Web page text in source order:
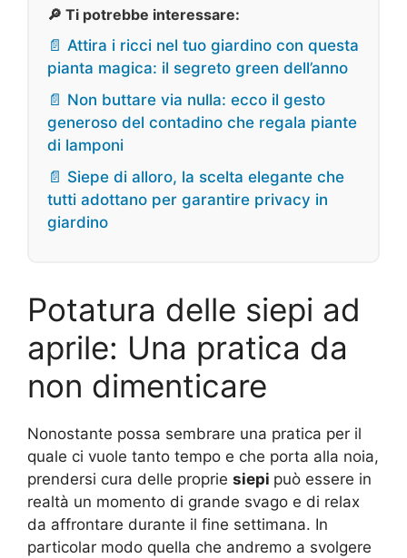
🔎 Ti potrebbe interessare:
📄 Attira i ricci nel tuo giardino con questa
pianta magica: il segreto green dell’anno
📄 Non buttare via nulla: ecco il gesto
generoso del contadino che regala piante
di lamponi
📄 Siepe di alloro, la scelta elegante che
tutti adottano per garantire privacy in
giardino
Potatura delle siepi ad
aprile: Una pratica da
non dimenticare
Nonostante possa sembrare una pratica per il
quale ci vuole tanto tempo e che porta alla noia,
prendersi cura delle proprie siepi può essere in
realtà un momento di grande svago e di relax
da affrontare durante il fine settimana. In
particolar modo quella che andremo a svolgere